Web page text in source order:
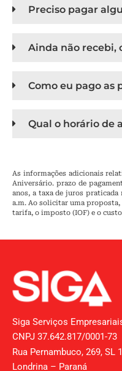
Preciso pagar
Ainda não recebi,
Como eu pago as
Qual o horário de
As informações adicionais
Aniversário. prazo de
anos, a taxa de juros praticada
a.m. Ao solicitar uma
tarifa, o imposto (IOF) e o
Siga Serviços
CNPJ 37.642.817/0001-73
Rua Pernambuco, 269, SL
Londrina – Paraná